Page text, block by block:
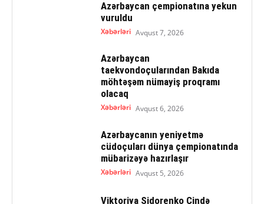
Azərbaycan çempionatına yekun
vuruldu
Xəbərləri Avqust 7, 2026
Azərbaycan
taekvondoçularından Bakıda
möhtəşəm nümayiş proqramı
olacaq
Xəbərləri Avqust 6, 2026
Azərbaycanın yeniyetmə
cüdoçuları dünya çempionatında
mübarizəyə hazırlaşır
Xəbərləri Avqust 5, 2026
Viktoriya Sidorenko Çində